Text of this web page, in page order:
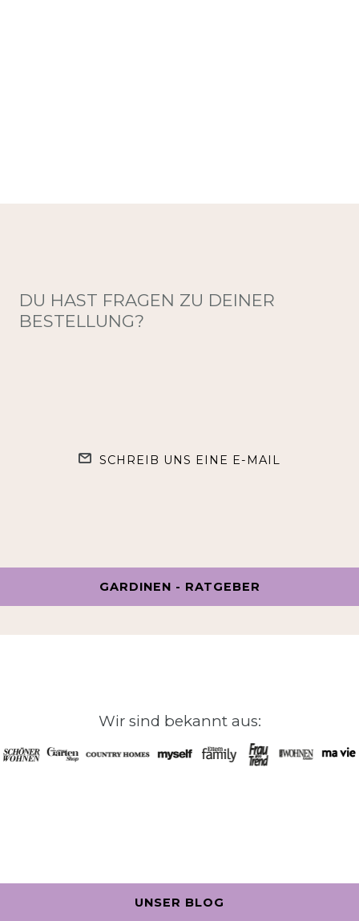
DU HAST FRAGEN ZU DEINER
BESTELLUNG?
SCHREIB UNS EINE E-MAIL
GARDINEN - RATGEBER
Wir sind bekannt aus:
UNSER BLOG